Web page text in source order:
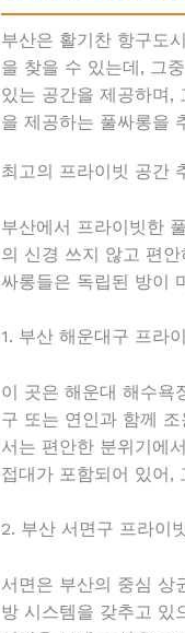
부산은 활기찬 항구도
을 찾을 수 있는데, 그
있는 공간을 제공하며,
을 제공하는 풀싸롱을
최고의 프라이빗 공간
부산에서 프라이빗한
의 신경 쓰지 않고 편
싸롱들은 독립된 방이
1. 부산 해운대구 프라
이 곳은 해운대 해수욕
구 또는 연인과 함께
서는 편안한 분위기에
접대가 포함되어 있어,
2. 부산 서면구 프라이
서면은 부산의 중심 상
방 시스템을 갖추고 있